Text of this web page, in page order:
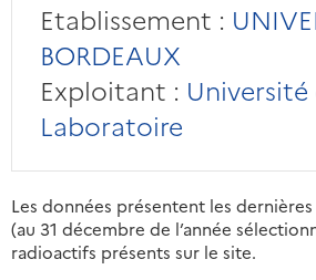
Etablissement :
BORDEAUX
Exploitant : Université
Laboratoire
Les données présentent les
(au 31 décembre de l’année
radioactifs présents sur le site.